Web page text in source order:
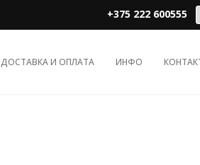
+375 222 600555
ДОСТАВКА И ОПЛАТА ИНФО